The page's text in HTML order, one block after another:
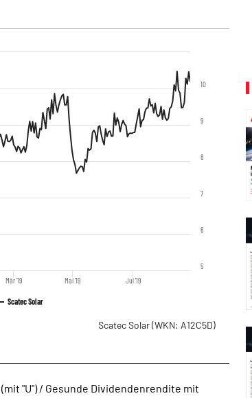
Scatec Solar
Mär '19 Mai '19 Jul '19
5
6
7
8
9
10
Scatec Solar(WKN: A12C5D)
"U") / Gesunde Dividendenrendite mit